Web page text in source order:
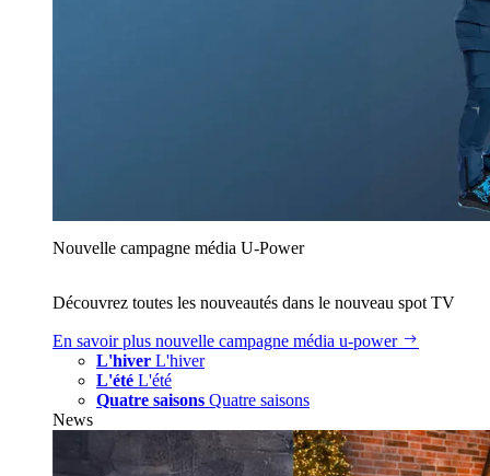
Nouvelle campagne média U‑Power
Découvrez toutes les nouveautés dans le nouveau spot TV
En savoir plus nouvelle campagne média u‑power
L'hiver L'hiver
L'été L'été
Quatre saisons Quatre saisons
News